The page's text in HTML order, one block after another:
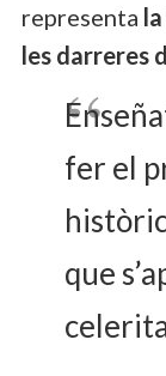
representa
les darreres
fer el
que